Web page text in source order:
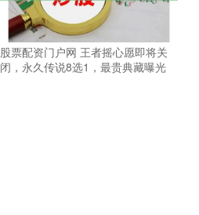
股票配资门户网 王者摇心愿即将关
闭，永久传说8选1，最贵典藏曝光